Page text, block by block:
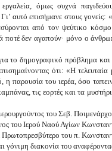
όμως συχνά
αυτό επισήμανε στους
από τον ψεύτικο
ποτέ δεν αγαπούν· μόνο ο
το δημογραφικό πρόβλημα
ότι: «Η
παρουσία του ιερέα, όσο
τις εορτές και τα
του Σεβ.
του Ιερού Ναού Αγίων
Πρωτοπρεσβύτερο του π.
γόνιμη διακονία του